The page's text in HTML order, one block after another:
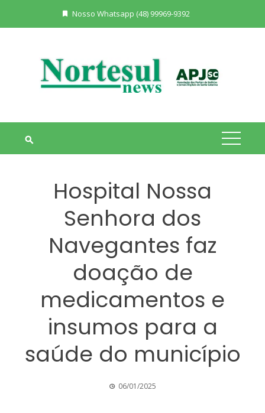
Nosso Whatsapp (48) 99969-9392
Hospital Nossa
Senhora dos
Navegantes faz
doação de
medicamentos e
insumos para a
saúde do município
06/01/2025